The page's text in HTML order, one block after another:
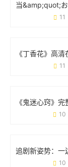
11
11
10
10